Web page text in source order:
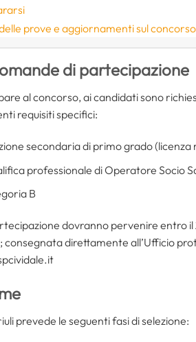
prove e aggiornamenti sul concorso
di partecipazione
al concorso, ai candidati sono
requisiti specifici:
secondaria di primo grado (licenza
professionale di Operatore Socio
B
dovranno pervenire entro il
direttamente all’Ufficio
prevede le seguenti fasi di selezione: